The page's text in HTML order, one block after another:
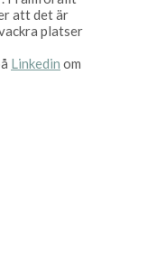
att det är
platser
Linkedin om